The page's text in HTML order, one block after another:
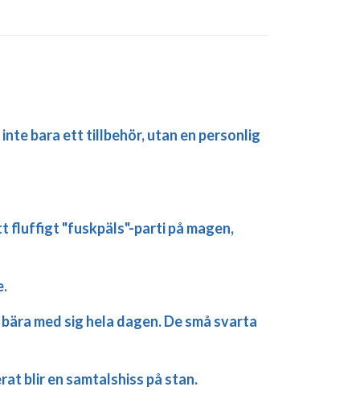
bara ett tillbehör, utan en personlig
fluffigt "fuskpäls"-parti på magen,
med sig hela dagen. De små svarta
blir en samtalshiss på stan.